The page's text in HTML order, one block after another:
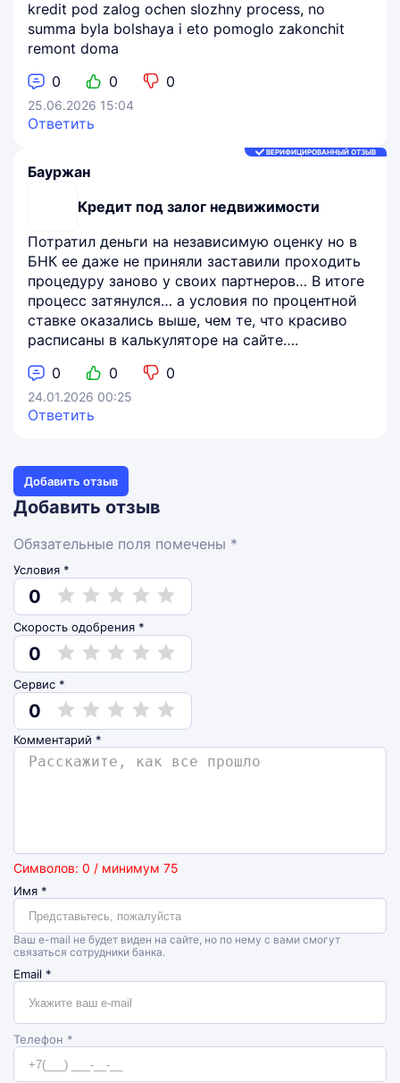
kredit pod zalog ochen slozhny process, no
summa byla bolshaya i eto pomoglo zakonchit
remont doma
0
0 0
25.06.2026 15:04
Ответить
Бауржан
Кредит под залог недвижимости
ВЕРИФИЦИРОВАННЫЙ ОТЗЫВ
Потратил деньги на независимую оценку но в
БНК ее даже не приняли заставили проходить
процедуру заново у своих партнеров… В итоге
процесс затянулся… а условия по процентной
ставке оказались выше, чем те, что красиво
расписаны в калькуляторе на сайте….
0
0 0
24.01.2026 00:25
Ответить
Добавить отзыв
Добавить отзыв
Обязательные поля помечены *
Условия *
0
Скорость одобрения *
0
Сервис *
0
Комментарий *
Символов: 0 / минимум 75
Имя *
Ваш e-mail не будет виден на сайте, но по нему с вами смогут
связаться сотрудники банка.
Email *
Телефон *